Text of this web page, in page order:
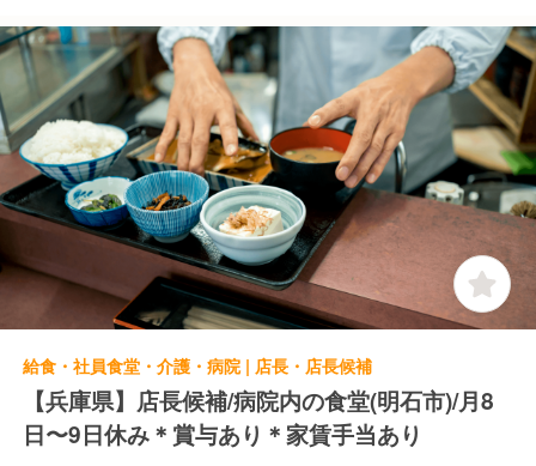
給食・社員食堂・介護・病院 | 店長・店長候補
【兵庫県】店長候補/病院内の食堂(明石市)/月8
日〜9日休み＊賞与あり＊家賃手当あり